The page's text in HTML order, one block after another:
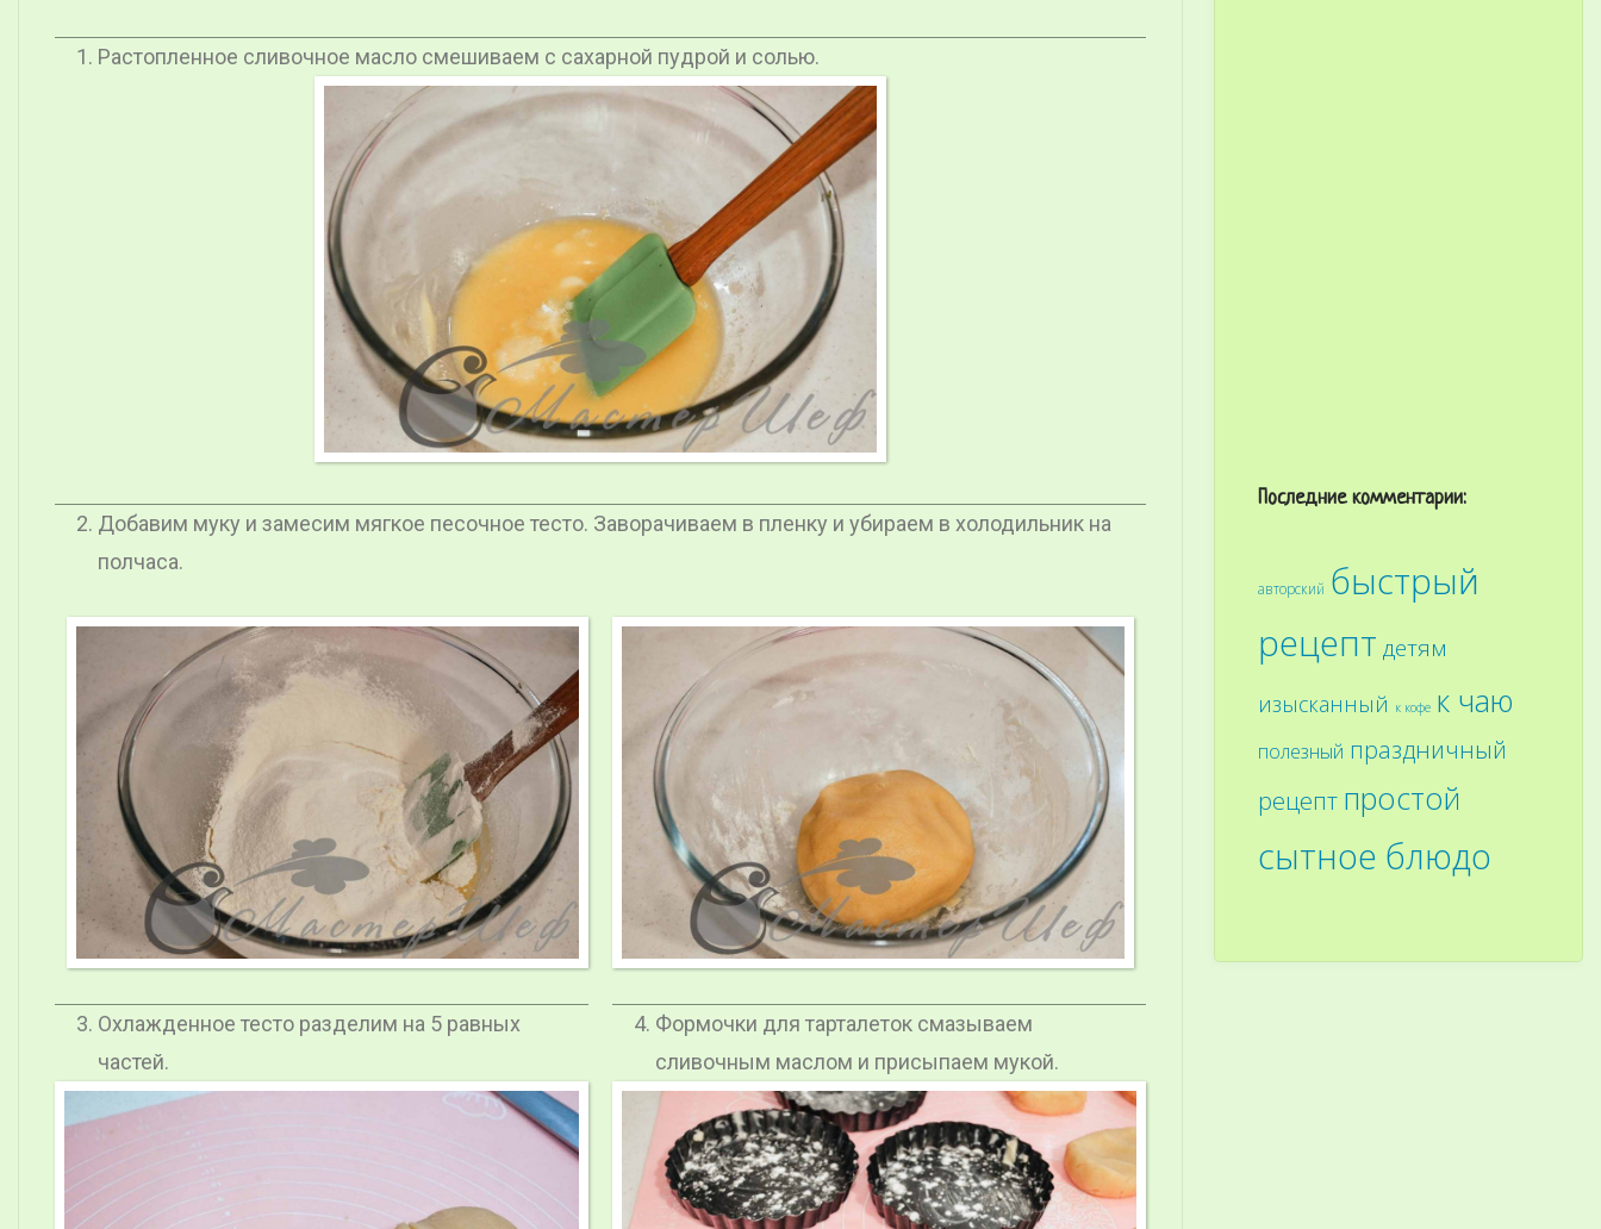
Растопленное сливочное масло смешиваем с сахарной пудрой и солью.
Добавим муку и замесим мягкое песочное тесто. Заворачиваем в пленку и убираем в холодильник на
полчаса.
Охлажденное тесто разделим на 5 равных
частей.
Формочки для тарталеток смазываем
сливочным маслом и присыпаем мукой.
Последние комментарии:
авторский быстрый
рецепт детям
изысканный к кофе к чаю
полезный праздничный
рецепт простой
сытное блюдо